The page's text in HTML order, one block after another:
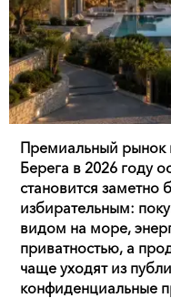
Премиальный рынок
Берега в 2026 году
становится заметно
избирательным:
видом на море,
приватностью, а
чаще уходят из
конфиденциальные